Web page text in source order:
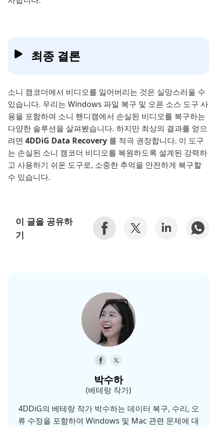
최종 결론
소니 캠코더에서 비디오를 잃어버리는 것은 실망스러울 수
있습니다. 우리는 Windows 파일 복구 및 오픈 소스 도구 사
용을 포함하여 소니 핸디캠에서 손실된 비디오를 복구하는
다양한 솔루션을 살펴봤습니다. 하지만 최상의 결과를 얻으
려면 4DDiG Data Recovery 를 적극 권장합니다. 이 도구
는 손실된 소니 캠코더 비디오를 복원하도록 설계된 강력하
고 사용하기 쉬운 도구로, 소중한 추억을 안전하게 복구할
수 있습니다.
이 글을 공유하
기
박수하
(베테랑 작가)
4DDiG의 베테랑 작가 박수하는 데이터 복구, 수리, 오
류 수정을 포함하여 Windows 및 Mac 관련 문제에 대